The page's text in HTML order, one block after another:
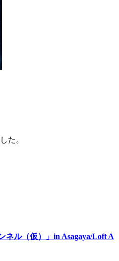
た。
ネル（仮）」in Asagaya/Loft A